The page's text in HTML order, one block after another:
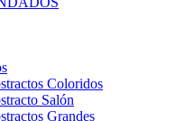
Coloridos
Salón
Grandes